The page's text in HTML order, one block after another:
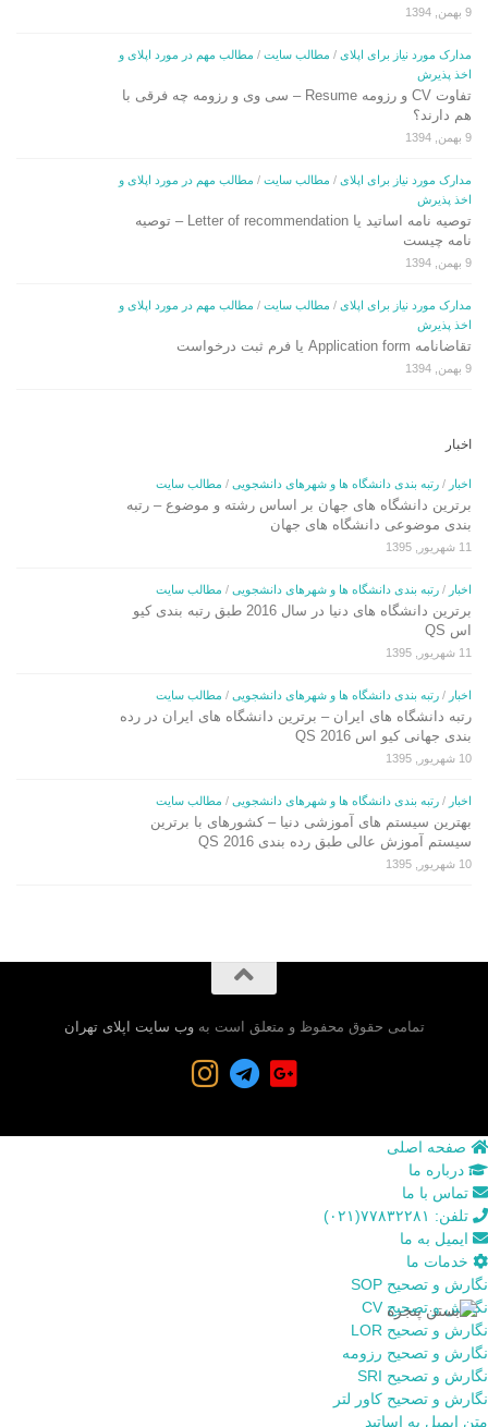
9 بهمن, 1394
مدارک مورد نیاز برای اپلای / مطالب سایت / مطالب مهم در مورد اپلای و
اخذ پذیرش
تفاوت CV و رزومه Resume – سی وی و رزومه چه فرقی با
هم دارند؟
9 بهمن, 1394
مدارک مورد نیاز برای اپلای / مطالب سایت / مطالب مهم در مورد اپلای و
اخذ پذیرش
توصیه نامه اساتید یا Letter of recommendation – توصیه
نامه چیست
9 بهمن, 1394
مدارک مورد نیاز برای اپلای / مطالب سایت / مطالب مهم در مورد اپلای و
اخذ پذیرش
تقاضانامه Application form یا فرم ثبت درخواست
9 بهمن, 1394
اخبار
اخبار / رتبه بندی دانشگاه ها و شهرهای دانشجویی / مطالب سایت
برترین دانشگاه های جهان بر اساس رشته و موضوع – رتبه
بندی موضوعی دانشگاه های جهان
11 شهریور, 1395
اخبار / رتبه بندی دانشگاه ها و شهرهای دانشجویی / مطالب سایت
برترین دانشگاه های دنیا در سال 2016 طبق رتبه بندی کیو
اس QS
11 شهریور, 1395
اخبار / رتبه بندی دانشگاه ها و شهرهای دانشجویی / مطالب سایت
رتبه دانشگاه های ایران – برترین دانشگاه های ایران در رده
بندی جهانی کیو اس QS 2016
10 شهریور, 1395
اخبار / رتبه بندی دانشگاه ها و شهرهای دانشجویی / مطالب سایت
بهترین سیستم های آموزشی دنیا – کشورهای با برترین
سیستم آموزش عالی طبق رده بندی QS 2016
10 شهریور, 1395
تمامی حقوق محفوظ و متعلق است بهوب سایت اپلای تهران
صفحه اصلی
درباره ما
تماس با ما
تلفن: ۷۷۸۳۲۲۸۱(۰۲۱)
ایمیل به ما
خدمات ما
نگارش و تصحیح SOP
نگارش و تصحیح CV
نگارش و تصحیح LOR
نگارش و تصحیح رزومه
نگارش و تصحیح SRI
نگارش و تصحیح کاور لتر
متن ایمیل به اساتید